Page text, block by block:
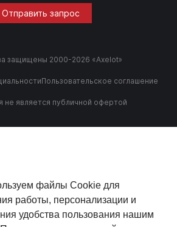
файлы Cookie для
работы, персонализации и
удобства пользования нашим
Отправить запрос
защищены 2000-2026 «Axelot»
Пользовательское соглашение
не является публичной офертой